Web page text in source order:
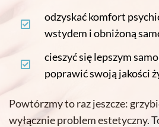
odzyskać komfort
wstydem i obniżoną
cieszyć się lepszym
poprawić swoją jakości
Powtórzmy to raz jeszcze:
wyłącznie problem estetyczny.